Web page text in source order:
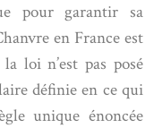
pour garantir sa
en France est
loi n’est pas posé
définie en ce qui
unique énoncée